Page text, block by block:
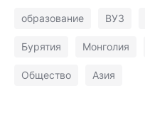
образование ВУЗ
Бурятия Монголия
Общество Азия